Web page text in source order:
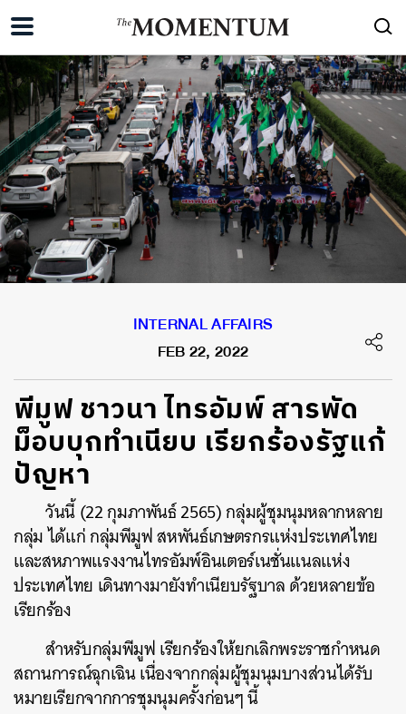
INTERNAL AFFAIRS
FEB 22, 2022
พีมูฟ ชาวนา ไทรอัมพ์ สารพัด
ม็อบบุกทำเนียบ เรียกร้องรัฐแก้
ปัญหา
วันนี้ (22 กุมภาพันธ์ 2565) กลุ่มผู้ชุมนุมหลากหลาย
กลุ่ม ได้แก่ กลุ่มพีมูฟ สหพันธ์เกษตรกรแห่งประเทศไทย
และสหภาพแรงงานไทรอัมพ์อินเตอร์เนชั่นแนลแห่ง
ประเทศไทย เดินทางมายังทำเนียบรัฐบาล ด้วยหลายข้อ
เรียกร้อง
สำหรับกลุ่มพีมูฟ เรียกร้องให้ยกเลิกพระราชกำหนด
สถานการณ์ฉุกเฉิน เนื่องจากกลุ่มผู้ชุมนุมบางส่วนได้รับ
หมายเรียกจากการชุมนุมครั้งก่อนๆ นี้